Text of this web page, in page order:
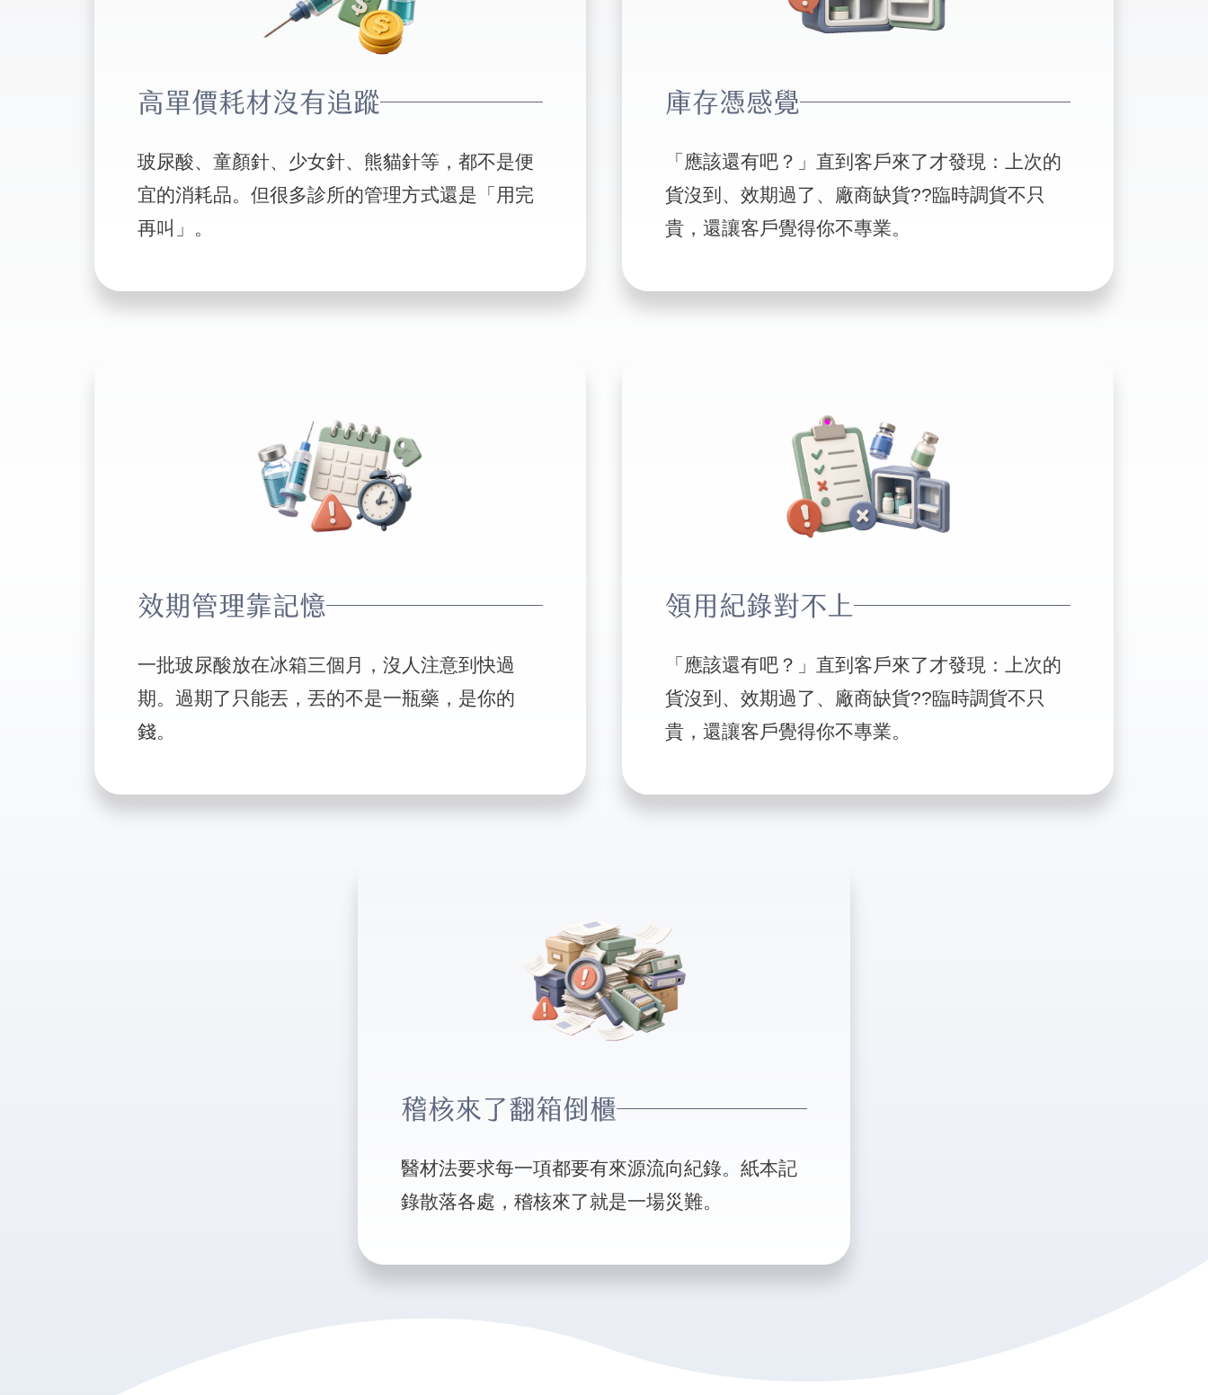
高單價耗材沒有追蹤
玻尿酸、童顏針、少女針、熊貓針等，都不是便
宜的消耗品。但很多診所的管理方式還是「用完
再叫」。
庫存憑感覺
「應該還有吧？」直到客戶來了才發現：上次的
貨沒到、效期過了、廠商缺貨??臨時調貨不只
貴，還讓客戶覺得你不專業。
效期管理靠記憶
一批玻尿酸放在冰箱三個月，沒人注意到快過
期。過期了只能丟，丟的不是一瓶藥，是你的
錢。
領用紀錄對不上
「應該還有吧？」直到客戶來了才發現：上次的
貨沒到、效期過了、廠商缺貨??臨時調貨不只
貴，還讓客戶覺得你不專業。
稽核來了翻箱倒櫃
醫材法要求每一項都要有來源流向紀錄。紙本記
錄散落各處，稽核來了就是一場災難。